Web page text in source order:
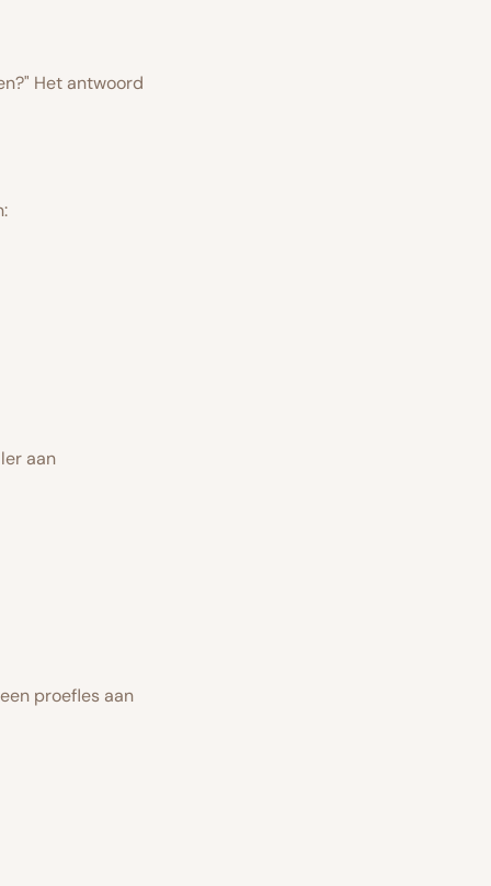
Het antwoord
aan
proefles aan